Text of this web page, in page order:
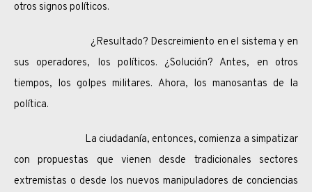
otros signos políticos.
¿Resultado? Descreimiento en el sistema y en
sus operadores, los políticos. ¿Solución? Antes, en otros
tiempos, los golpes militares. Ahora, los manosantas de la
política.
La ciudadanía, entonces, comienza a simpatizar
con propuestas que vienen desde tradicionales sectores
extremistas o desde los nuevos manipuladores de conciencias